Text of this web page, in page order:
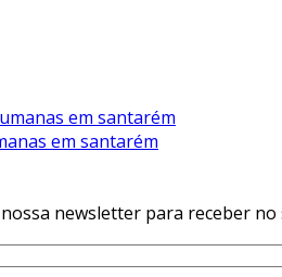
em santarém
newsletter para receber